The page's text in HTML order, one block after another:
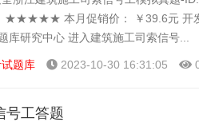
★★★★★ 本月促销价： ￥39.6元 开
库研究中心 进入建筑施工司索信号...
题库 2023-10-30 16:31:05
号工答题